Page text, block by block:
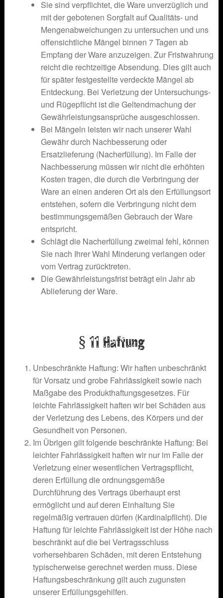
Sie sind verpflichtet, die Ware unverzüglich und
mit der gebotenen Sorgfalt auf Qualitäts- und
Mengenabweichungen zu untersuchen und uns
offensichtliche Mängel binnen 7 Tagen ab
Empfang der Ware anzuzeigen. Zur Fristwahrung
reicht die rechtzeitige Absendung. Dies gilt auch
für später festgestellte verdeckte Mängel ab
Entdeckung. Bei Verletzung der Untersuchungs-
und Rügepflicht ist die Geltendmachung der
Gewährleistungsansprüche ausgeschlossen.
Bei Mängeln leisten wir nach unserer Wahl
Gewähr durch Nachbesserung oder
Ersatzlieferung (Nacherfüllung). Im Falle der
Nachbesserung müssen wir nicht die erhöhten
Kosten tragen, die durch die Verbringung der
Ware an einen anderen Ort als den Erfüllungsort
entstehen, sofern die Verbringung nicht dem
bestimmungsgemäßen Gebrauch der Ware
entspricht.
Schlägt die Nacherfüllung zweimal fehl, können
Sie nach Ihrer Wahl Minderung verlangen oder
vom Vertrag zurücktreten.
Die Gewährleistungsfrist beträgt ein Jahr ab
Ablieferung der Ware.
§ 11 Haftung
Unbeschränkte Haftung: Wir haften unbeschränkt
für Vorsatz und grobe Fahrlässigkeit sowie nach
Maßgabe des Produkthaftungsgesetzes. Für
leichte Fahrlässigkeit haften wir bei Schäden aus
der Verletzung des Lebens, des Körpers und der
Gesundheit von Personen.
Im Übrigen gilt folgende beschränkte Haftung: Bei
leichter Fahrlässigkeit haften wir nur im Falle der
Verletzung einer wesentlichen Vertragspflicht,
deren Erfüllung die ordnungsgemäße
Durchführung des Vertrags überhaupt erst
ermöglicht und auf deren Einhaltung Sie
regelmäßig vertrauen dürfen (Kardinalpflicht). Die
Haftung für leichte Fahrlässigkeit ist der Höhe nach
beschränkt auf die bei Vertragsschluss
vorhersehbaren Schäden, mit deren Entstehung
typischerweise gerechnet werden muss. Diese
Haftungsbeschränkung gilt auch zugunsten
unserer Erfüllungsgehilfen.